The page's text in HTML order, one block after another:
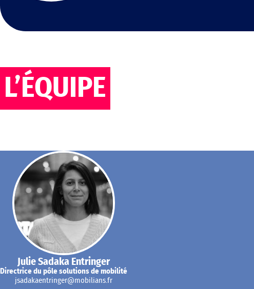
L’ÉQUIPE
Julie Sadaka Entringer
Directrice du pôle solutions de mobilité
jsadakaentringer@mobilians.fr